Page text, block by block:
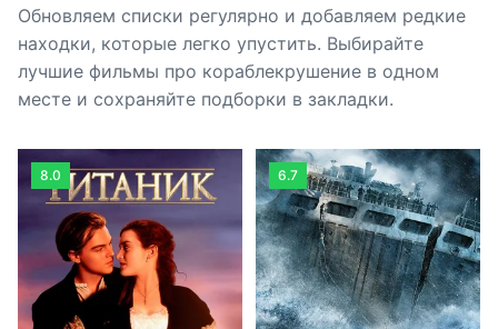
Обновляем списки регулярно и добавляем редкие
находки, которые легко упустить. Выбирайте
лучшие фильмы про кораблекрушение в одном
месте и сохраняйте подборки в закладки.
8.0 6.7